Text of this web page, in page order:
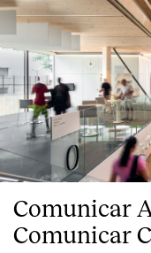
Comunicar
Comunicar